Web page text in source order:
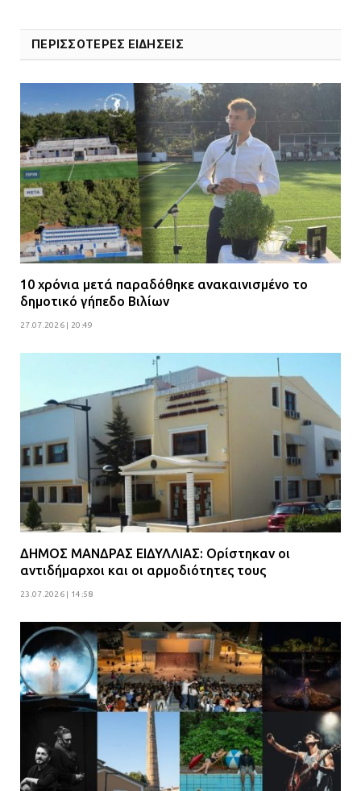
ΠΕΡΙΣΣΟΤΕΡΕΣ ΕΙΔΗΣΕΙΣ
10 χρόνια μετά παραδόθηκε ανακαινισμένο το
δημοτικό γήπεδο Βιλίων
27.07.2026 | 20:49
ΔΗΜΟΣ ΜΑΝΔΡΑΣ ΕΙΔΥΛΛΙΑΣ: Ορίστηκαν οι
αντιδήμαρχοι και οι αρμοδιότητες τους
23.07.2026 | 14:58